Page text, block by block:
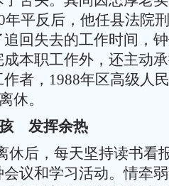
年平反后，他任县法院
追回失去的工作时间，
成本职工作外，还主动
者， 1988年区高级人
休。
发挥余热
后，每天坚持读书看
议和学习活动。情牵